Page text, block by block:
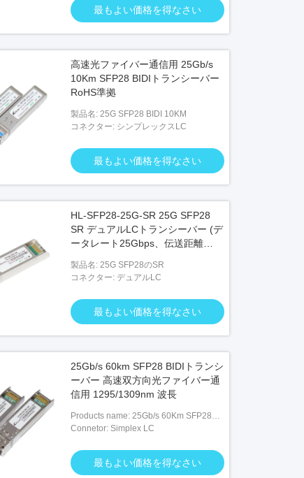
最もよい価格を得なさい
高速光ファイバー通信用 25Gb/s
10Km SFP28 BIDIトランシーバー
RoHS準拠
製品名: 25G SFP28 BIDI 10KM
コネクター: シンプレックスLC
最もよい価格を得なさい
HL-SFP28-25G-SR 25G SFP28
SR デュアルLCトランシーバー (デ
ータレート25Gbps、伝送距離
製品名: 25G SFP28のSR
コネクター: デュアルLC
最もよい価格を得なさい
25Gb/s 60km SFP28 BIDIトランシ
ーバー 高速双方向光ファイバー通
信用 1295/1309nm 波長
Products name: 25Gb/s 60Km SFP28
BIDI Transceivers
Connetor: Simplex LC
最もよい価格を得なさい